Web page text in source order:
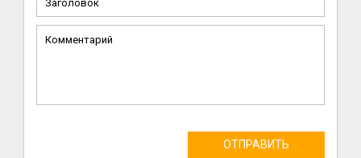
ОТПРАВИТЬ